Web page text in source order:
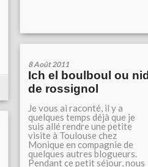
8 Août 2011
Ich el boulboul ou nid
de rossignol
Je vous ai raconté, il y a
quelques temps déjà que je
suis allé rendre une petite
visite à Toulouse chez
Monique en compagnie de
quelques autres blogueurs.
Pendant ce petit séjour, nous